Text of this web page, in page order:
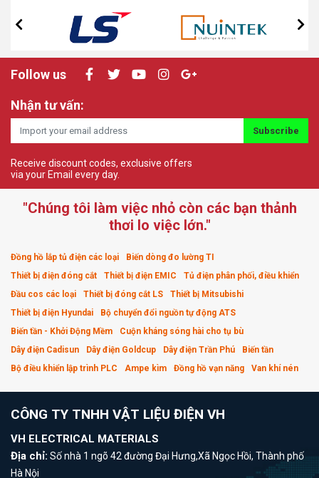
Follow us
Nhận tư vấn:
Subscribe
Receive discount codes, exclusive offers
via your Email every day.
"Chúng tôi làm việc nhỏ còn các bạn thảnh
thơi lo việc lớn."
Đồng hồ lắp tủ điện các loại
Biến dòng đo lường TI
Thiết bị điện đóng cắt
Thiết bị điện EMIC
Tủ điện phân phối, điều khiển
Đầu cos các loại
Thiết bị đóng cắt LS
Thiết bị Mitsubishi
Thiết bị điện Hyundai
Bộ chuyển đổi nguồn tự động ATS
Biến tần - Khởi Động Mềm
Cuộn kháng sóng hài cho tụ bù
Dây điện Cadisun
Dây điện Goldcup Dây điện Trần Phú
Biến tần
Bộ điều khiển lập trình PLC
Ampe kìm Đồng hồ vạn năng Van khí nén
CÔNG TY TNHH VẬT LIỆU ĐIỆN VH
VH ELECTRICAL MATERIALS
Địa chỉ: Số nhà 1 ngõ 42 đường Đại Hưng,Xã Ngọc Hồi, Thành phố
Hà Nội